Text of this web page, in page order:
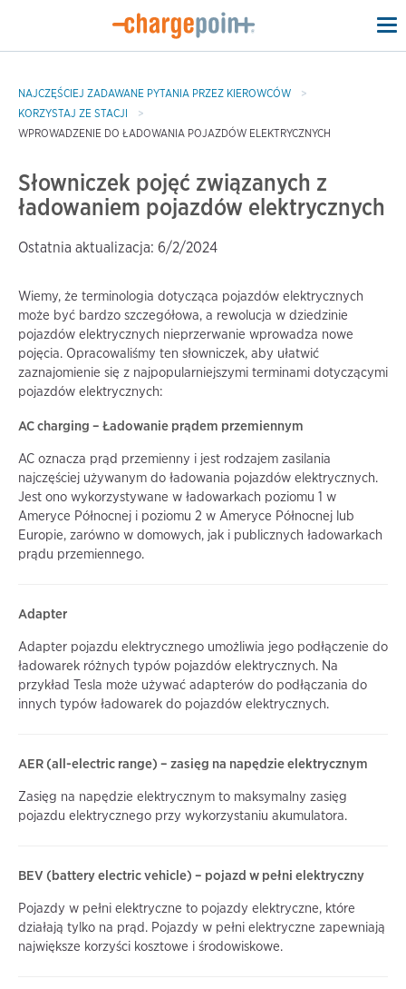
NAJCZĘŚCIEJ ZADAWANE PYTANIA PRZEZ KIEROWCÓW
KORZYSTAJ ZE STACJI
WPROWADZENIE DO ŁADOWANIA POJAZDÓW ELEKTRYCZNYCH
Słowniczek pojęć związanych z
ładowaniem pojazdów elektrycznych
Ostatnia aktualizacja: 6/2/2024
Wiemy, że terminologia dotycząca pojazdów elektrycznych
może być bardzo szczegółowa, a rewolucja w dziedzinie
pojazdów elektrycznych nieprzerwanie wprowadza nowe
pojęcia. Opracowaliśmy ten słowniczek, aby ułatwić
zaznajomienie się z najpopularniejszymi terminami dotyczącymi
pojazdów elektrycznych:
AC charging – Ładowanie prądem przemiennym
AC oznacza prąd przemienny i jest rodzajem zasilania
najczęściej używanym do ładowania pojazdów elektrycznych.
Jest ono wykorzystywane w ładowarkach poziomu 1 w
Ameryce Północnej i poziomu 2 w Ameryce Północnej lub
Europie, zarówno w domowych, jak i publicznych ładowarkach
prądu przemiennego.
Adapter
Adapter pojazdu elektrycznego umożliwia jego podłączenie do
ładowarek różnych typów pojazdów elektrycznych. Na
przykład Tesla może używać adapterów do podłączania do
innych typów ładowarek do pojazdów elektrycznych.
AER (all-electric range) – zasięg na napędzie elektrycznym
Zasięg na napędzie elektrycznym to maksymalny zasięg
pojazdu elektrycznego przy wykorzystaniu akumulatora.
BEV (battery electric vehicle) – pojazd w pełni elektryczny
Pojazdy w pełni elektryczne to pojazdy elektryczne, które
działają tylko na prąd. Pojazdy w pełni elektryczne zapewniają
największe korzyści kosztowe i środowiskowe.